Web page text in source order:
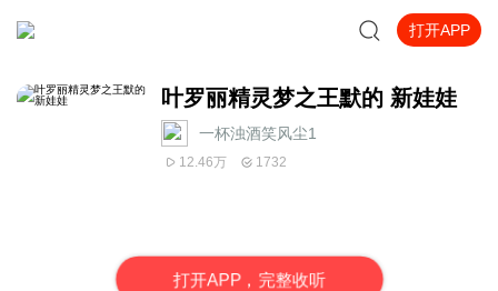
打开APP
叶罗丽精灵梦之王默的 新娃娃
一杯浊酒笑风尘1
12.46万 1732
打开APP，完整收听